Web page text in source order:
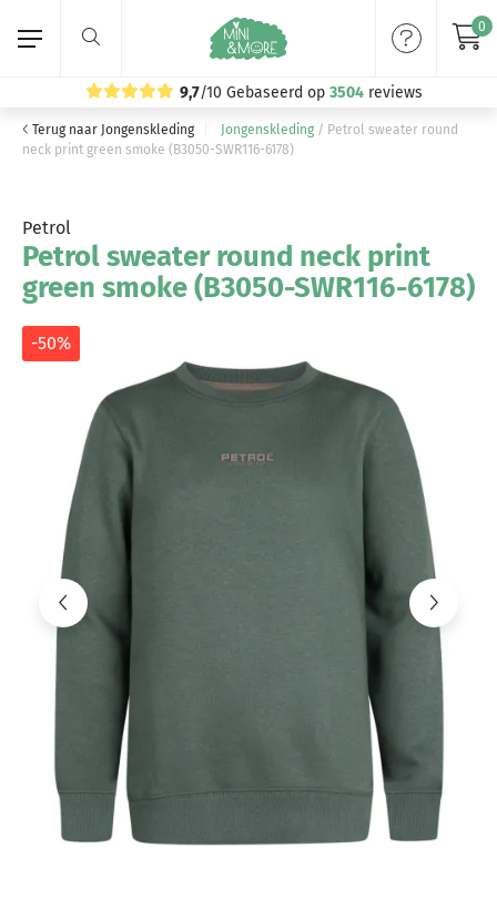
9,7/10 Gebaseerd op 3504 reviews
0
Home
Jongenskleding
Merken
Volg ons:
Terug naar Jongenskleding Jongenskleding / Petrol sweater round
neck print green smoke (B3050-SWR116-6178)
Petrol
Petrol sweater round neck print
green smoke (B3050-SWR116-6178)
-50%